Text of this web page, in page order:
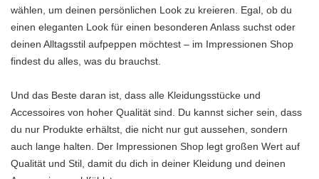
wählen, um deinen persönlichen Look zu kreieren. Egal, ob du
einen eleganten Look für einen besonderen Anlass suchst oder
deinen Alltagsstil aufpeppen möchtest – im Impressionen Shop
findest du alles, was du brauchst.
Und das Beste daran ist, dass alle Kleidungsstücke und
Accessoires von hoher Qualität sind. Du kannst sicher sein, dass
du nur Produkte erhältst, die nicht nur gut aussehen, sondern
auch lange halten. Der Impressionen Shop legt großen Wert auf
Qualität und Stil, damit du dich in deiner Kleidung und deinen